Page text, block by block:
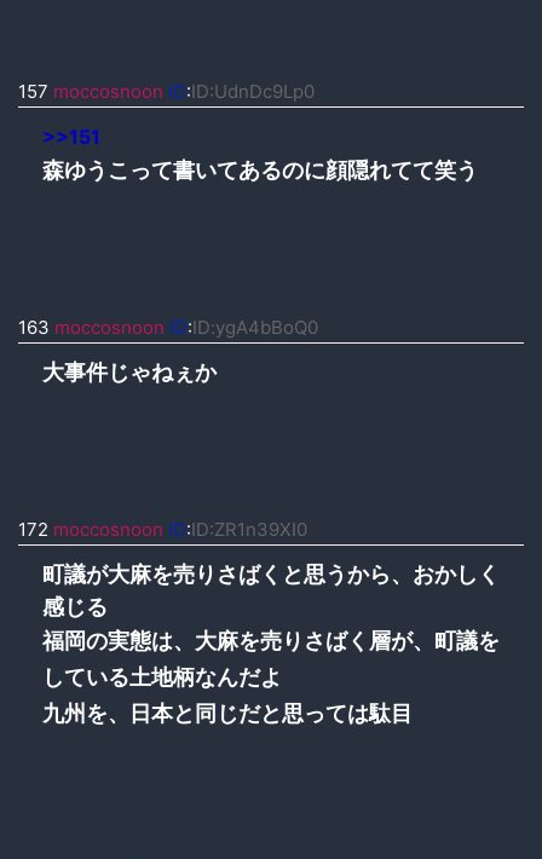
157 moccosnoon ID:ID:UdnDc9Lp0
>>151
森ゆうこって書いてあるのに顔隠れてて笑う
163 moccosnoon ID:ID:ygA4bBoQ0
大事件じゃねぇか
172 moccosnoon ID:ID:ZR1n39XI0
町議が大麻を売りさばくと思うから、おかしく
感じる
福岡の実態は、大麻を売りさばく層が、町議を
している土地柄なんだよ
九州を、日本と同じだと思っては駄目